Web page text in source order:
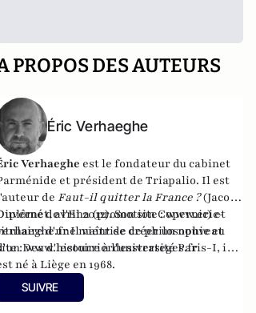
PROPOS DES AUTEURS
Éric Verhaeghe
Verhaeghe est le fondateur du cabinet
et président deTriapalio. Il est
de Faut-il quitter la France ?(Jacob-
avril 2012). Son site :www.eric-
Il vient de créer un nouveau
:www.lecourrierdesstrateges.fr
de l'Ena (promotion Copernic) et
d'une maîtrise de philosophie et
Dea d'histoire à l'université Paris-I, il
né à Liège en 1968.
SUIVRE